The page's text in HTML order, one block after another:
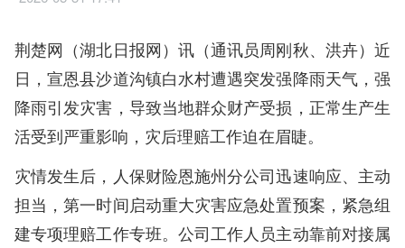
荆楚网（湖北日报网）讯（通讯员周刚秋、洪卉） 近
日，宣恩县沙道沟镇白水村遭遇突发强降雨天气，强
降雨引发灾害，导致当地群众财产受损，正常生产生
活受到严重影响，灾后理赔工作迫在眉睫。
灾情发生后，人保财险恩施州分公司迅速响应、主动
担当，第一时间启动重大灾害应急处置预案，紧急组
建专项理赔工作专班。公司工作人员主动靠前对接属